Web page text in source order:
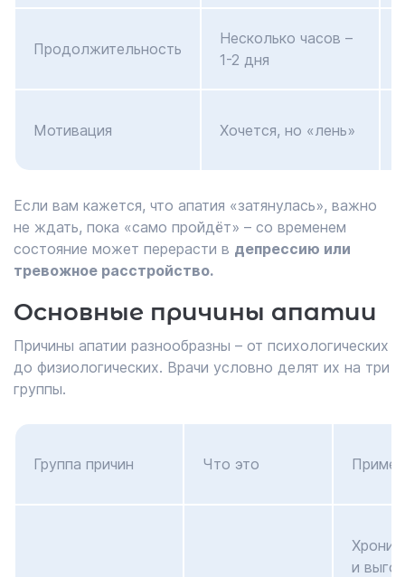
Продолжительность
Несколько часов –
1-2 дня
Мотивация Хочется, но «лень»
Если вам кажется, что апатия «затянулась», важно
не ждать, пока «само пройдёт» – со временем
состояние может перерасти в депрессию или
тревожное расстройство.
Основные причины апатии
Причины апатии разнообразны – от психологических
до физиологических. Врачи условно делят их на три
группы.
Группа причин Что это
и